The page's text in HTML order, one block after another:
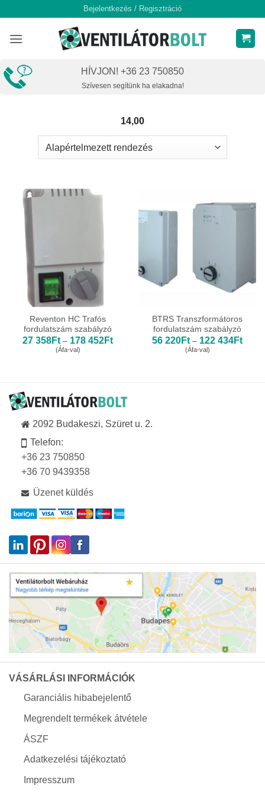
content
Bejelentkezés / Regisztráció
HÍVJON! +36 23 750850
Szívesen segítünk ha elakadna!
14,00
Reventon HC Trafós
fordulatszám szabályzó
27 358Ft – 178 452FtÁrtartomány:
(Áfa-val)
BTRS Transzformátoros
fordulatszám szabályzó
56 220Ft – 122 434Ft
(Áfa-val)
2092 Budakeszi, Szüret u. 2.
Telefon:
+36 23 750850
+36 70 9439358
Üzenet küldés
VÁSÁRLÁSI INFORMÁCIÓK
Garanciális hibabejelentő
Megrendelt termékek átvétele
ÁSZF
Adatkezelési tájékoztató
Impresszum